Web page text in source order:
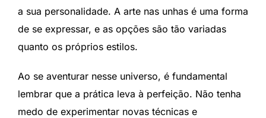
a sua personalidade. A arte nas unhas é uma forma
de se expressar, e as opções são tão variadas
quanto os próprios estilos.
Ao se aventurar nesse universo, é fundamental
lembrar que a prática leva à perfeição. Não tenha
medo de experimentar novas técnicas e